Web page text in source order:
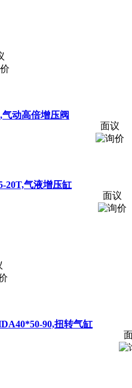
气动高倍增压阀
面议
20T,气液增压缸
面议
90,扭转气缸